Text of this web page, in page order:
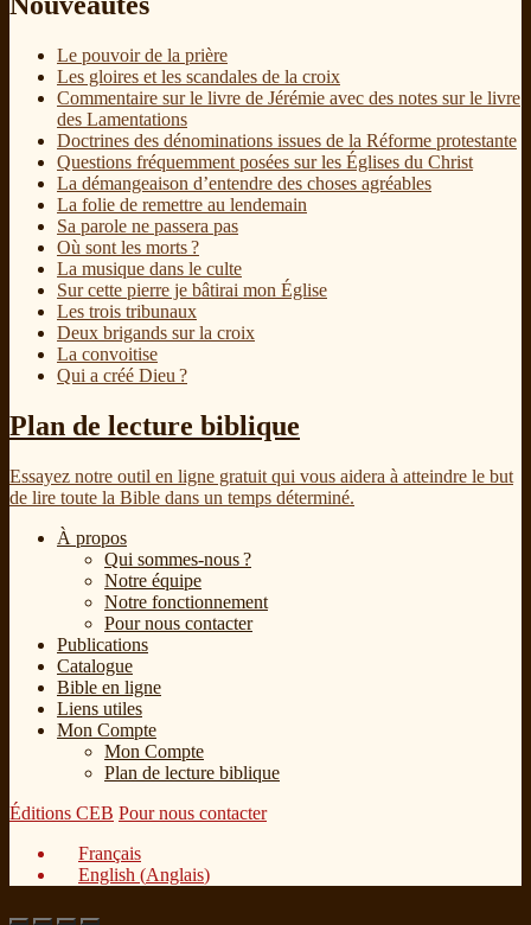
Le pouvoir de la prière
Les gloires et les scandales de la croix
Commentaire sur le livre de Jérémie avec des notes sur le livre
des Lamentations
Doctrines des dénominations issues de la Réforme protestante
Questions fréquemment posées sur les Églises du Christ
La démangeaison d’entendre des choses agréables
La folie de remettre au lendemain
Sa parole ne passera pas
Où sont les morts ?
La musique dans le culte
Sur cette pierre je bâtirai mon Église
Les trois tribunaux
Deux brigands sur la croix
La convoitise
Qui a créé Dieu ?
Plan de lecture biblique
Essayez notre outil en ligne gratuit qui vous aidera à atteindre le but
de lire toute la Bible dans un temps déterminé.
À propos
Qui sommes-nous ?
Notre équipe
Notre fonctionnement
Pour nous contacter
Publications
Catalogue
Bible en ligne
Liens utiles
Mon Compte
Mon Compte
Plan de lecture biblique
Éditions CEB Pour nous contacter
Français
English (Anglais)